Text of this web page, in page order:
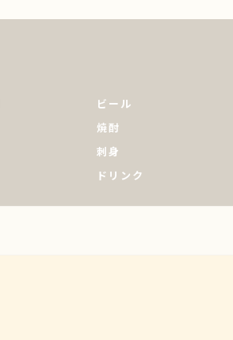
ビール
焼酎
刺身
ドリンク